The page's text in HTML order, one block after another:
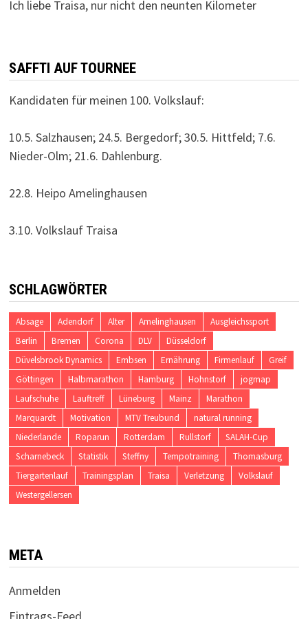
Ich liebe Traisa, nur nicht den neunten Kilometer
SAFFTI AUF TOURNEE
Kandidaten für meinen 100. Volkslauf:
10.5. Salzhausen; 24.5. Bergedorf; 30.5. Hittfeld; 7.6.
Nieder-Olm; 21.6. Dahlenburg.
22.8. Heipo Amelinghausen
3.10. Volkslauf Traisa
SCHLAGWÖRTER
Absage Adendorf Alter Amelinghausen
Ausgleichssport
Berlin
Bremen Corona DLV
Düsseldorf
Düvelsbrook Dynamics
Embsen Ernährung Firmenlauf
Greif
Göttingen
Halbmarathon Hamburg Hohnstorf
jogmap
Laufschuhe
Lauftreff Lüneburg Mainz
Marathon
Marquardt
Motivation MTV Treubund
natural running
Niederlande
Roparun Rotterdam Rullstorf
SALAH-Cup
Scharnebeck
Statistik Steffny Tempotraining
Thomasburg
Tiergartenlauf
Trainingsplan Traisa Verletzung
Volkslauf
Westergellersen
META
Anmelden
Eintrags-Feed